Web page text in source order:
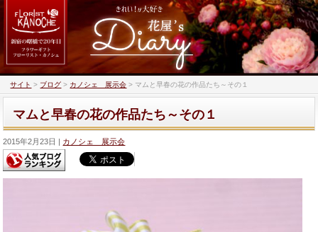
サイト > ブログ > カノシェ 展示会 > マムと早春の花の作品たち～その１
マムと早春の花の作品たち～その１
2015年2月23日 カノシェ 展示会